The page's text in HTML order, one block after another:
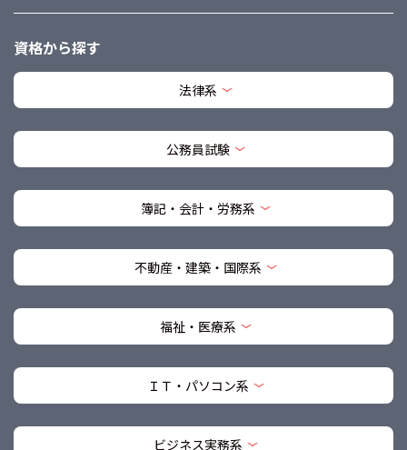
資格から探す
法律系
公務員試験
簿記・会計・労務系
不動産・建築・国際系
福祉・医療系
ＩＴ・パソコン系
ビジネス実務系